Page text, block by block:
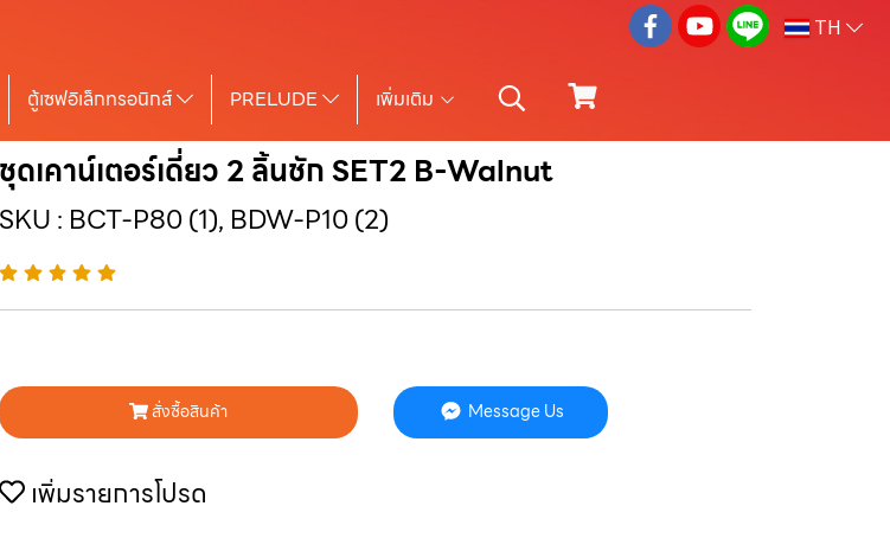
TH
ตู้เซฟอิเล็กทรอนิกส์ PRELUDE เพิ่มเติม
ชุดเคาน์เตอร์เดี่ยว 2 ลิ้นชัก SET2 B-Walnut
SKU : BCT-P80 (1), BDW-P10 (2)
สั่งซื้อสินค้า Message Us
เพิ่มรายการโปรด